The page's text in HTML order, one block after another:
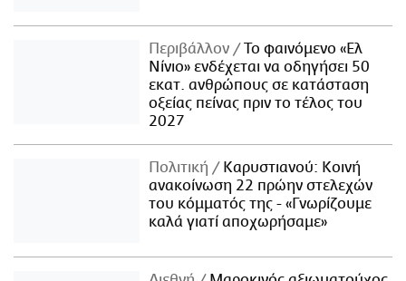
Περιβάλλον
Το φαινόμενο «Ελ
Νίνιο» ενδέχεται να οδηγήσει 50
εκατ. ανθρώπους σε κατάσταση
οξείας πείνας πριν το τέλος του
2027
Πολιτική
Καρυστιανού: Κοινή
ανακοίνωση 22 πρώην στελεχών
του κόμματός της - «Γνωρίζουμε
καλά γιατί αποχωρήσαμε»